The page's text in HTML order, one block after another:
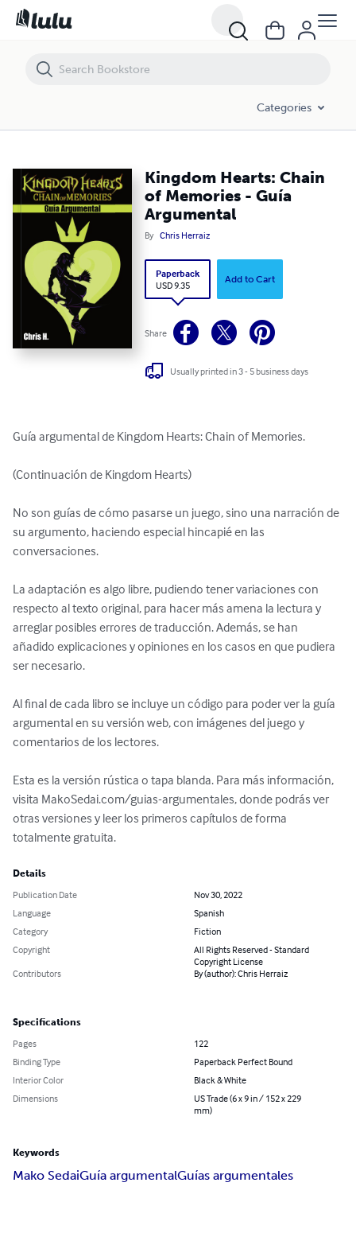
Categories
Kingdom Hearts: Chain
of Memories - Guía
Argumental
By Chris Herraiz
Paperback
USD 9.35
Add to Cart
Share
Usually printed in 3 - 5 business days
Guía argumental de Kingdom Hearts: Chain of Memories.
(Continuación de Kingdom Hearts)
No son guías de cómo pasarse un juego, sino una narración de
su argumento, haciendo especial hincapié en las
conversaciones.
La adaptación es algo libre, pudiendo tener variaciones con
respecto al texto original, para hacer más amena la lectura y
arreglar posibles errores de traducción. Además, se han
añadido explicaciones y opiniones en los casos en que pudiera
ser necesario.
Al final de cada libro se incluye un código para poder ver la guía
argumental en su versión web, con imágenes del juego y
comentarios de los lectores.
Esta es la versión rústica o tapa blanda. Para más información,
visita MakoSedai.com/guias-argumentales, donde podrás ver
otras versiones y leer los primeros capítulos de forma
totalmente gratuita.
Details
Publication Date
Nov 30, 2022
Language
Spanish
Category
Fiction
Copyright
All Rights Reserved - Standard
Copyright License
Contributors
By (author): Chris Herraiz
Specifications
Pages
122
Binding Type
Paperback Perfect Bound
Interior Color
Black & White
Dimensions
US Trade (6 x 9 in / 152 x 229
mm)
Keywords
Mako SedaiGuía argumentalGuías argumentales
Kingdom Hearts: Chain of Memories - Guía Argumental